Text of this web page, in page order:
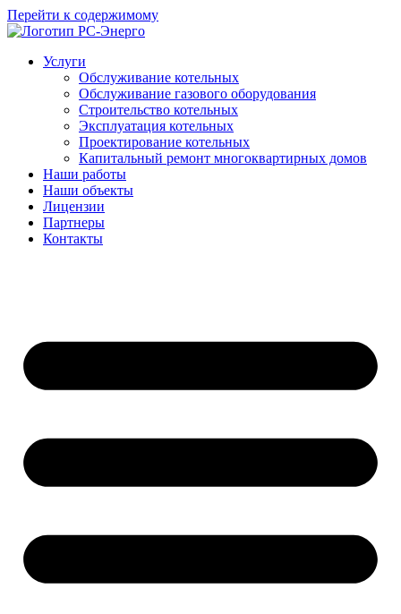
Перейти к содержимому
Услуги
Обслуживание котельных
Обслуживание газового оборудования
Строительство котельных
Эксплуатация котельных
Проектирование котельных
Капитальный ремонт многоквартирных домов
Наши работы
Наши объекты
Лицензии
Партнеры
Контакты